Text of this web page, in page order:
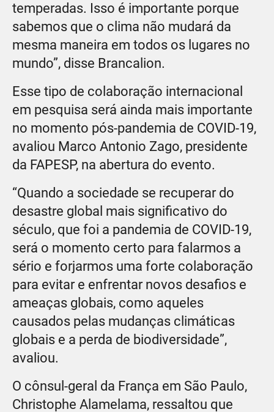
temperadas. Isso é importante porque
sabemos que o clima não mudará da
mesma maneira em todos os lugares no
mundo”, disse Brancalion.
Esse tipo de colaboração internacional
em pesquisa será ainda mais importante
no momento pós-pandemia de COVID-19,
avaliou Marco Antonio Zago, presidente
da FAPESP, na abertura do evento.
“Quando a sociedade se recuperar do
desastre global mais significativo do
século, que foi a pandemia de COVID-19,
será o momento certo para falarmos a
sério e forjarmos uma forte colaboração
para evitar e enfrentar novos desafios e
ameaças globais, como aqueles
causados pelas mudanças climáticas
globais e a perda de biodiversidade”,
avaliou.
O cônsul-geral da França em São Paulo,
Christophe Alamelama, ressaltou que